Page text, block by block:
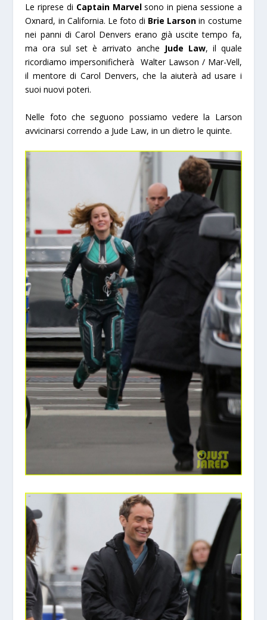
Le riprese di Captain Marvelsono in piena sessione a
Oxnard, in California. Le foto di Brie Larson in costume
nei panni di Carol Denvers erano già uscite tempo fa,
ma ora sul set è arrivato anche Jude Law, il quale
ricordiamo impersonificherà Walter Lawson / Mar-Vell,
il mentore di Carol Denvers, che la aiuterà ad usare i
suoi nuovi poteri.
Nelle foto che seguono possiamo vedere la Larson
avvicinarsi correndo a Jude Law, in un dietro le quinte.